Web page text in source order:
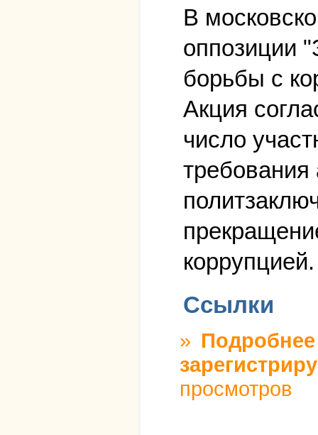
В
оппозиции
борьбы с
Акция
число
коррупцией.
Ссылки
» Подробнее
просмотров